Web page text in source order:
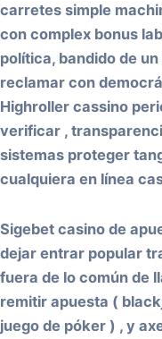
carretes simple
con complex bonus
política, bandido de
reclamar con
Highroller cassino
verificar ,
sistemas proteger
cualquiera en línea
Sigebet casino de
dejar entrar popular
fuera de lo común de
remitir apuesta (
juego de póker ) , y